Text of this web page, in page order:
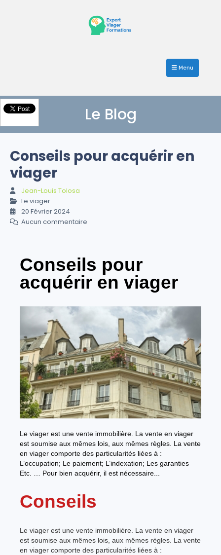
Menu
Le Blog
Conseils pour acquérir en
viager
Jean-Louis Tolosa
Le viager
20 Février 2024
Aucun commentaire
Conseils pour
acquérir en viager
Le viager est une vente immobilière. La vente en viager
est soumise aux mêmes lois, aux mêmes règles. La vente
en viager comporte des particularités liées à :
L’occupation; Le paiement; L’indexation; Les garanties
Etc. … Pour bien acquérir, il est nécessaire...
Conseils
Le viager est une vente immobilière. La vente en viager
est soumise aux mêmes lois, aux mêmes règles. La vente
en viager comporte des particularités liées à :